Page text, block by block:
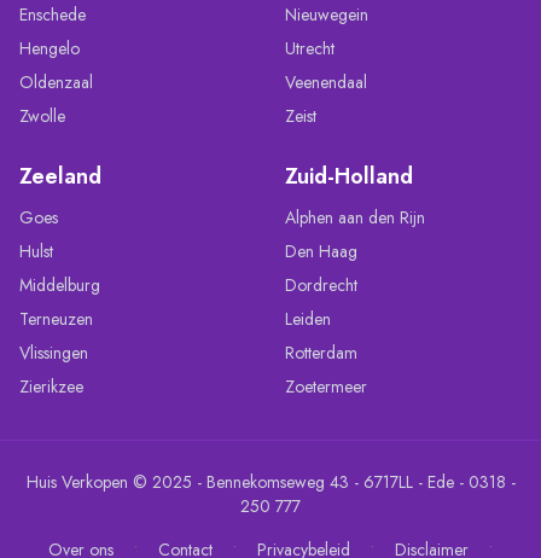
Enschede
Hengelo
Oldenzaal
Zwolle
Nieuwegein
Utrecht
Veenendaal
Zeist
Zeeland
Goes
Hulst
Middelburg
Terneuzen
Vlissingen
Zierikzee
Zuid-Holland
Alphen aan den Rijn
Den Haag
Dordrecht
Leiden
Rotterdam
Zoetermeer
Huis Verkopen © 2025 - Bennekomseweg 43 - 6717LL - Ede - 0318 -
250 777
Over ons
• Contact • Privacybeleid • Disclaimer •